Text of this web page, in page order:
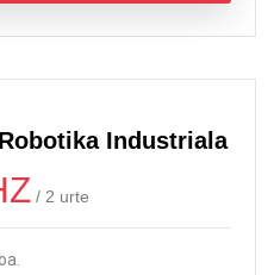
Industriala
/ 2 urte